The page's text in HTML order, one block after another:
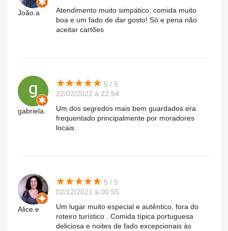
João.a
Atendimento muito simpático, comida muito
boa e um fado de dar gosto! Só e pena não
aceitar cartões
gabriela.
★★★★★
★★★★★ 5 / 5
22/02/2022 à 22:54
Um dos segredos mais bem guardados era
frequentado principalmente por moradores
locais.
Alice.e
★★★★★
★★★★★ 5 / 5
02/12/2021 à 00:55
Um lugar muito especial e autêntico, fora do
roteiro turístico . Comida típica portuguesa
deliciosa e noites de fado excepcionais às